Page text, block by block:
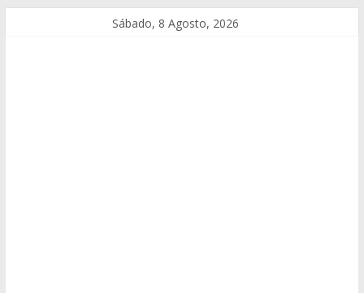
Sábado, 8 Agosto, 2026